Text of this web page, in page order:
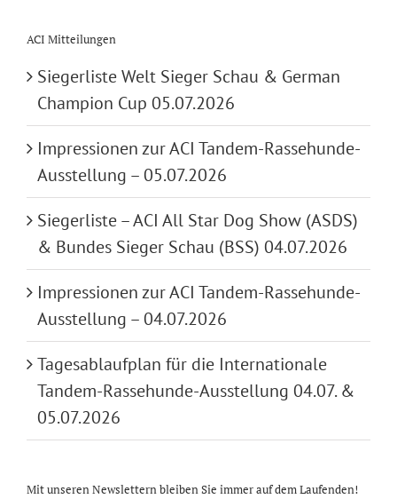
ACI Mitteilungen
Siegerliste Welt Sieger Schau & German
Champion Cup 05.07.2026
Impressionen zur ACI Tandem-Rassehunde-
Ausstellung – 05.07.2026
Siegerliste – ACI All Star Dog Show (ASDS)
& Bundes Sieger Schau (BSS) 04.07.2026
Impressionen zur ACI Tandem-Rassehunde-
Ausstellung – 04.07.2026
Tagesablaufplan für die Internationale
Tandem-Rassehunde-Ausstellung 04.07. &
05.07.2026
Mit unseren Newslettern bleiben Sie immer auf dem Laufenden!